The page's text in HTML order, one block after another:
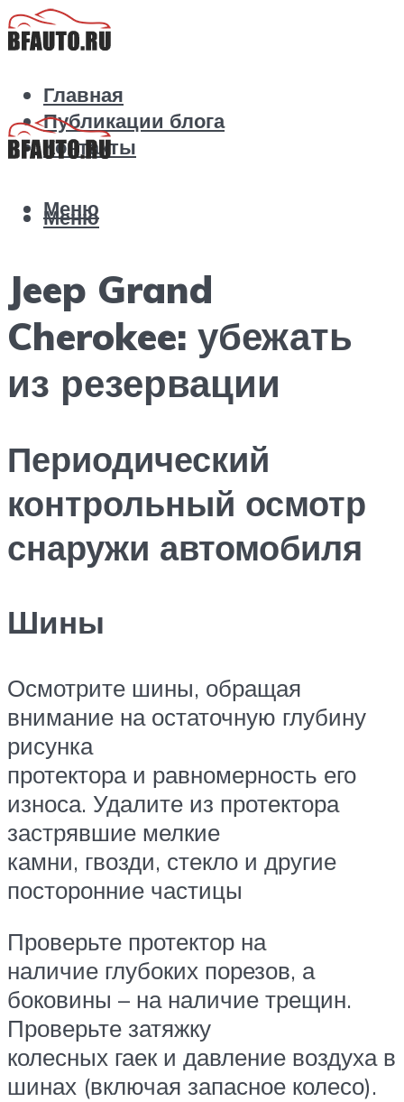
Главная
Публикации блога
Контакты
Меню
Меню
Jeep Grand
Cherokee: убежать
из резервации
Периодический
контрольный осмотр
снаружи автомобиля
Шины
Осмотрите шины, обращая
внимание на остаточную глубину
рисунка
протектора и равномерность его
износа. Удалите из протектора
застрявшие мелкие
камни, гвозди, стекло и другие
посторонние частицы
Проверьте протектор на
наличие глубоких порезов, а
боковины – на наличие трещин.
Проверьте затяжку
колесных гаек и давление воздуха в
шинах (включая запасное колесо).